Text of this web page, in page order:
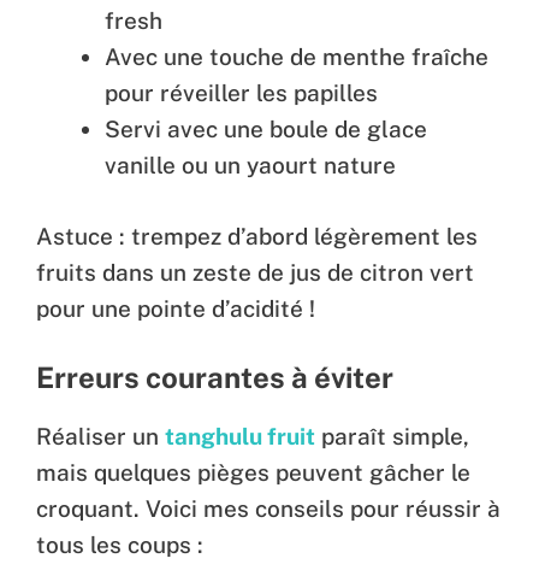
fresh
Avec une touche de menthe fraîche
pour réveiller les papilles
Servi avec une boule de glace
vanille ou un yaourt nature
Astuce : trempez d’abord légèrement les
fruits dans un zeste de jus de citron vert
pour une pointe d’acidité !
Erreurs courantes à éviter
Réaliser un tanghulu fruit paraît simple,
mais quelques pièges peuvent gâcher le
croquant. Voici mes conseils pour réussir à
tous les coups :